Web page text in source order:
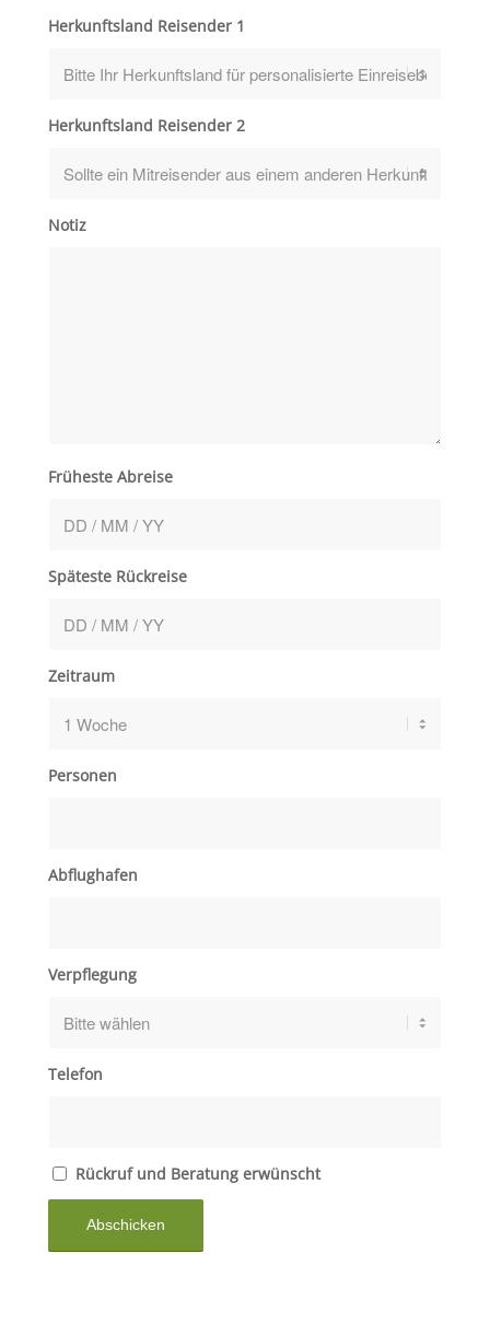
Herkunftsland Reisender 1
Herkunftsland Reisender 2
Notiz
Früheste Abreise
Späteste Rückreise
Zeitraum
Personen
Abflughafen
Verpflegung
Telefon
Rückruf und Beratung erwünscht